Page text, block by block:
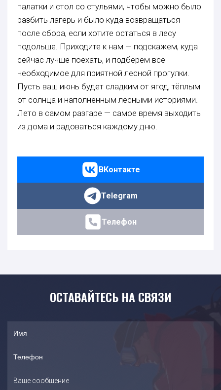
палатки и стол со стульями, чтобы можно было
разбить лагерь и было куда возвращаться
после сбора, если хотите остаться в лесу
подольше. Приходите к нам — подскажем, куда
сейчас лучше поехать, и подберём всё
необходимое для приятной лесной прогулки.
Пусть ваш июнь будет сладким от ягод, тёплым
от солнца и наполненным лесными историями.
Лето в самом разгаре — самое время выходить
из дома и радоваться каждому дню.
ВКонтакте
Telegram
Телефон
ОСТАВАЙТЕСЬ НА СВЯЗИ